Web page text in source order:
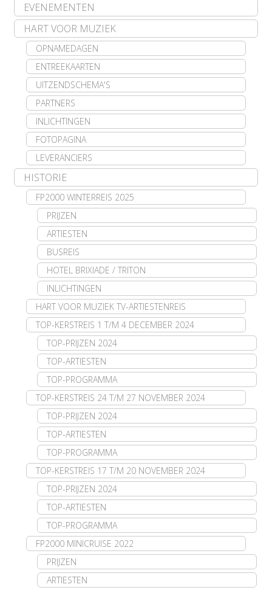
EVENEMENTEN
HART VOOR MUZIEK
OPNAMEDAGEN
ENTREEKAARTEN
UITZENDSCHEMA'S
PARTNERS
INLICHTINGEN
FOTOPAGINA
LEVERANCIERS
HISTORIE
FP2000 WINTERREIS 2025
PRIJZEN
ARTIESTEN
BUSREIS
HOTEL BRIXIADE / TRITON
INLICHTINGEN
HART VOOR MUZIEK TV-ARTIESTENREIS
TOP-KERSTREIS 1 T/M 4 DECEMBER 2024
TOP-PRIJZEN 2024
TOP-ARTIESTEN
TOP-PROGRAMMA
TOP-KERSTREIS 24 T/M 27 NOVEMBER 2024
TOP-PRIJZEN 2024
TOP-ARTIESTEN
TOP-PROGRAMMA
TOP-KERSTREIS 17 T/M 20 NOVEMBER 2024
TOP-PRIJZEN 2024
TOP-ARTIESTEN
TOP-PROGRAMMA
FP2000 MINICRUISE 2022
PRIJZEN
ARTIESTEN